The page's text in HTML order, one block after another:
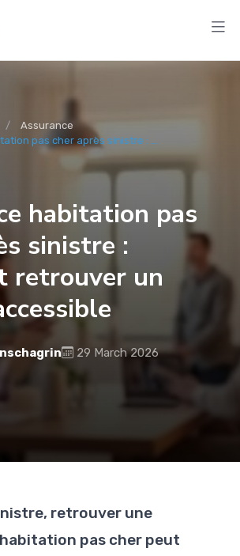
Assurance
pas cher après sinistre : ...
habitation pas
sinistre :
retrouver un
29 March 2026
retrouver une
pas cher peut